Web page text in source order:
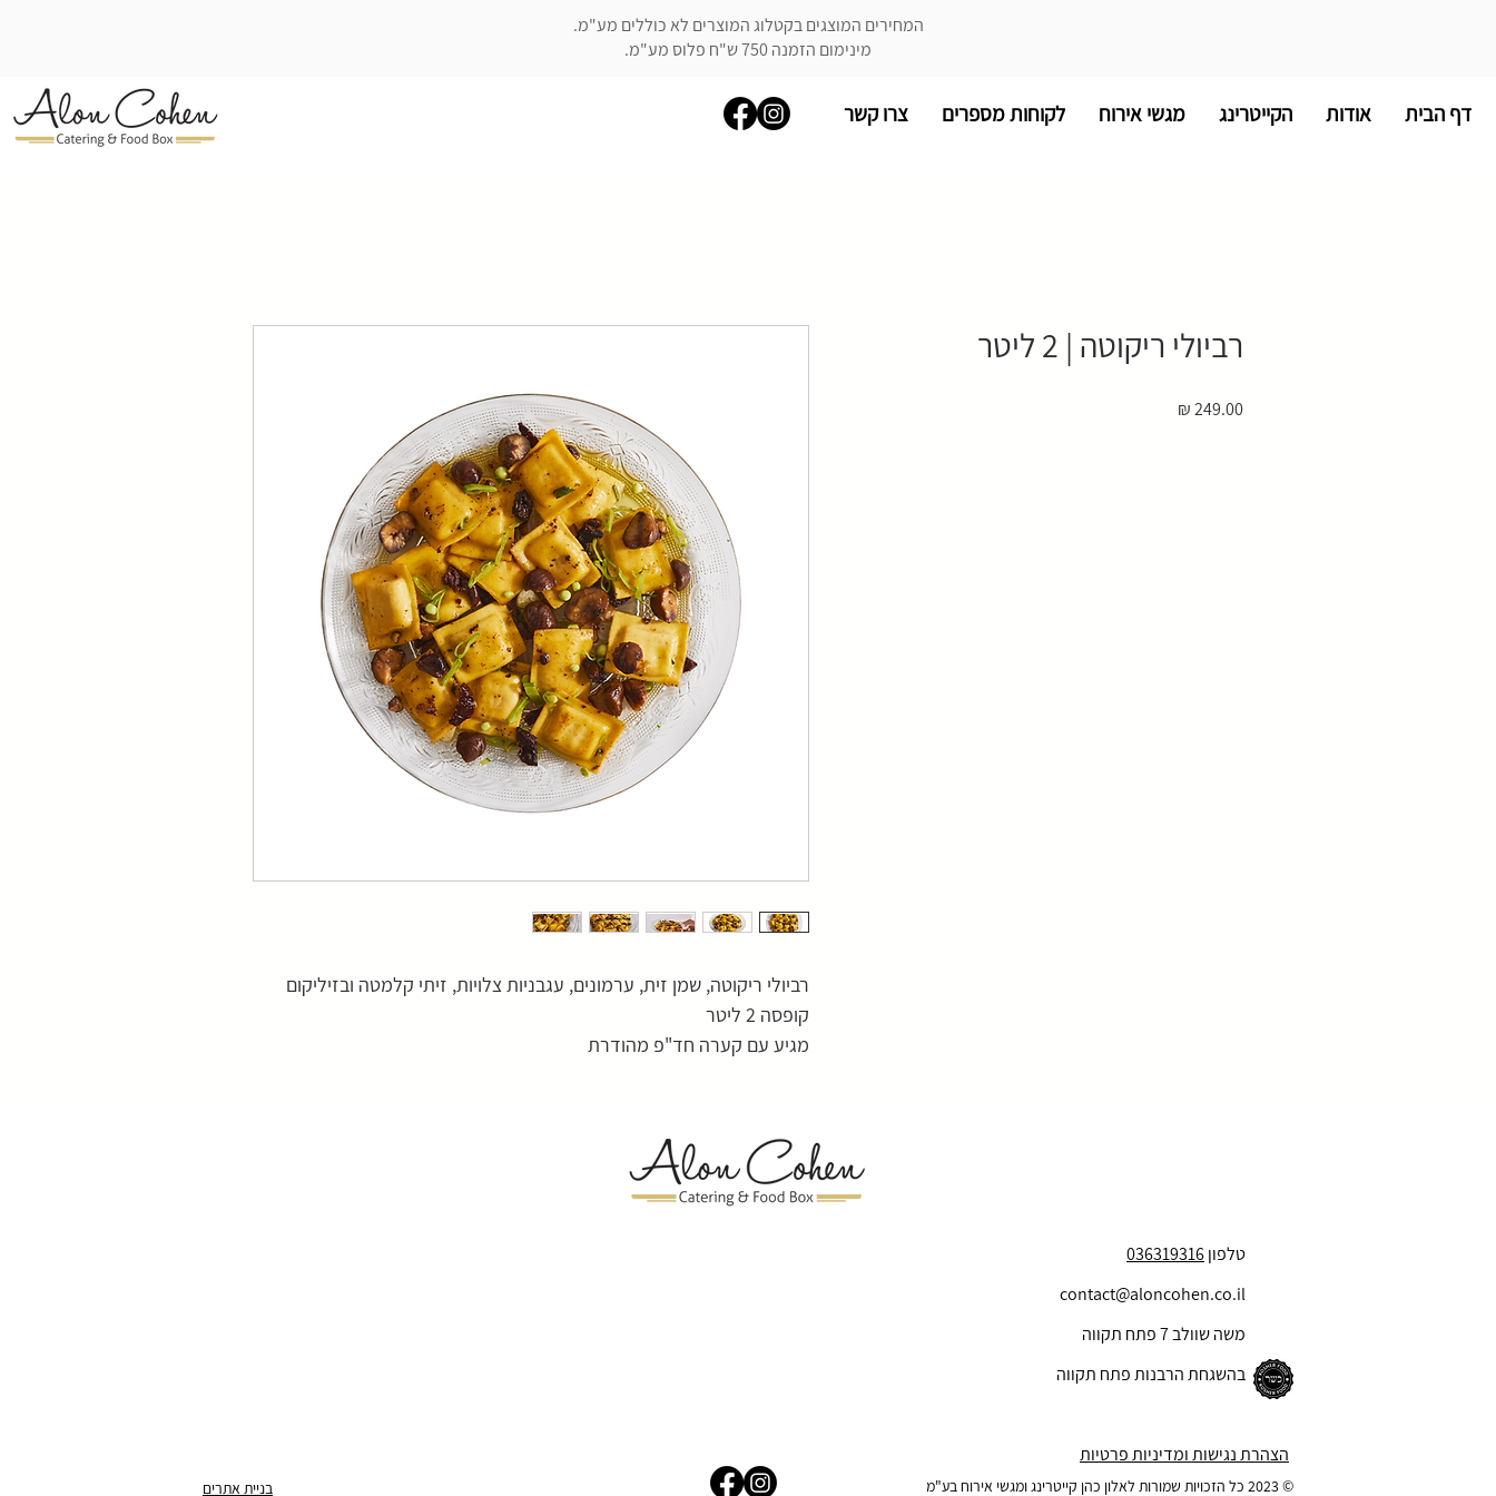
דף הבית אודות הקייטרינג מגשי אירוח לקוחות מספרים צרו קשר
המחירים המוצגים בקטלוג המוצרים לא כוללים מע"מ.
מינימום הזמנה 750 ש"ח פלוס מע"מ.
רביולי ריקוטה, שמן זית, ערמונים, עגבניות צלויות, זיתי קלמטה ובזיליקום
קופסה 2 ליטר
מגיע עם קערה חד"פ מהודרת
רביולי ריקוטה | 2 ליטר
טלפון036319316
contact@aloncohen.co.il
משה שוולב 7 פתח תקווה
בהשגחת הרבנות פתח תקווה
הצהרת נגישות ומדיניות פרטיות
בניית אתרים © 2023 כל הזכויות שמורות לאלון כהן קייטרינג ומגשי אירוח בע"מ